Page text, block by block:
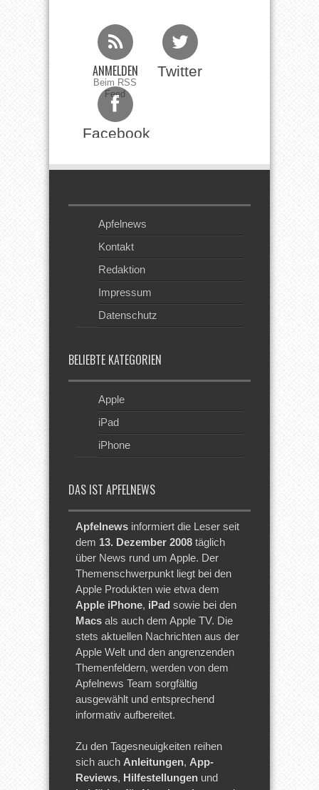
ANMELDEN
Beim RSS
Feed
Twitter
Facebook
Apfelnews
Kontakt
Redaktion
Impressum
Datenschutz
BELIEBTE KATEGORIEN
Apple
iPad
iPhone
DAS IST APFELNEWS
Apfelnews informiert die Leser seit
dem 13. Dezember 2008 täglich
über News rund um Apple. Der
Themenschwerpunkt liegt bei den
Apple Produkten wie etwa dem
Apple iPhone, iPad sowie bei den
Macs als auch dem Apple TV. Die
stets aktuellen Nachrichten aus der
Apple Welt und den angrenzenden
Themenfeldern, werden von dem
Apfelnews Team sorgfältig
ausgewählt und entsprechend
informativ aufbereitet.
Zu den Tagesneuigkeiten reihen
sich auch Anleitungen, App-
Reviews, Hilfestellungen und